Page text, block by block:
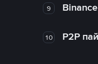
9
10 P2P